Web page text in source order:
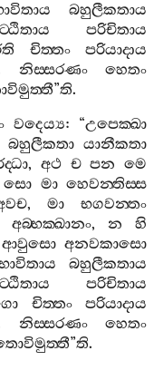
බහුලීකතාය
පරිචිතාය
චිත‍්තං
පරියාදාය
නිස‍්සරණං
හෙතං
”ති.
වදෙය්‍ය: “උපෙක‍්ඛා
බහුලීකතා යානීකතා
, අථ ච පන මෙ
සො මා හෙවන‍්තිස‍්ස
,මා
භගවන‍්තං
අබ‍්භක‍්ඛානං, න
හි
ආවුසො අනවකාසො
බහුලීකතාය
පරිචිතාය
චිත‍්තං
පරියාදාය
නිස‍්සරණං
හෙතං
”ති.